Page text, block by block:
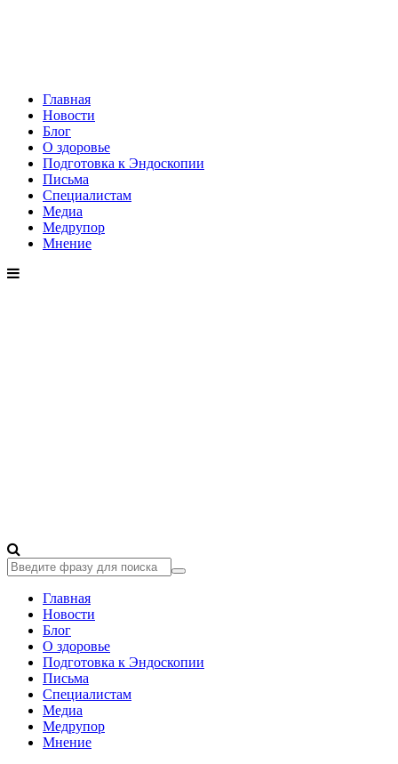
Главная
Новости
Блог
О здоровье
Подготовка к Эндоскопии
Письма
Специалистам
Медиа
Медрупор
Мнение
Главная
Новости
Блог
О здоровье
Подготовка к Эндоскопии
Письма
Специалистам
Медиа
Медрупор
Мнение